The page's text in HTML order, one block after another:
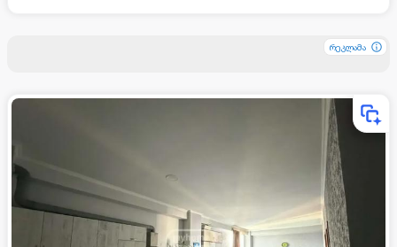
რეკლამა
რეკლამა
რეკლამა